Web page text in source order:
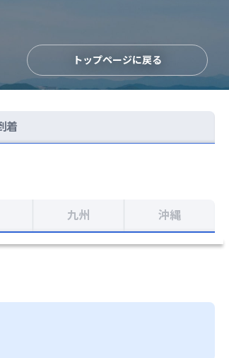
トップページに戻る
着
九州 沖縄